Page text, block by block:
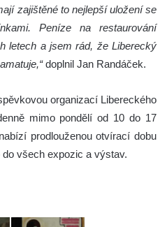
zajištěné to nejlepší uložení se
Peníze na restaurování
letech a jsem rád, že Liberecký
doplnil Jan Randáček.
organizací Libereckého
mimo pondělí od 10 do 17
prodlouženou otvírací dobu
všech expozic a výstav.